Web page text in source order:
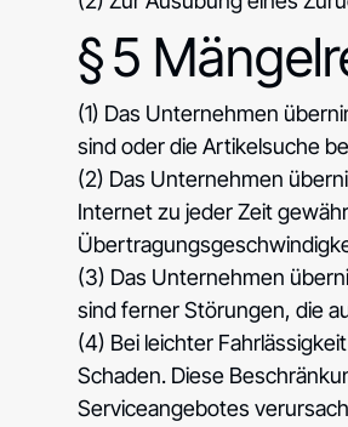
§ 5
(1) Das Unternehmen
sind oder die Artikelsuche
(2) Das Unternehmen
Internet zu jeder Zeit
(3) Das Unternehmen
sind ferner Störungen, die
(4) Bei leichter
Schaden. Diese
Serviceangebotes